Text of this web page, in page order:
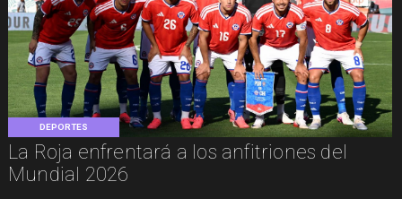
DEPORTES
La Roja enfrentará a los anfitriones del
Mundial 2026